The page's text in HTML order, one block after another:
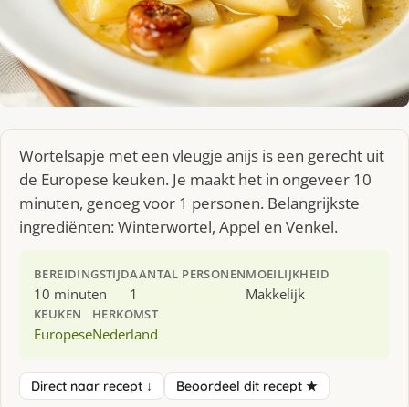
Wortelsapje met een vleugje anijs is een gerecht uit
de Europese keuken. Je maakt het in ongeveer 10
minuten, genoeg voor 1 personen. Belangrijkste
ingrediënten: Winterwortel, Appel en Venkel.
BEREIDINGSTIJD
10 minuten
AANTAL PERSONEN
1
MOEILIJKHEID
Makkelijk
KEUKEN
Europese
HERKOMST
Nederland
Direct naar recept ↓ Beoordeel dit recept ★